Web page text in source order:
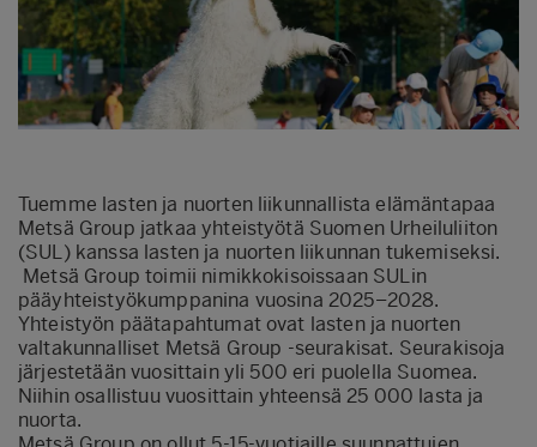
Tuemme lasten ja nuorten liikunnallista elämäntapaa
Metsä Group jatkaa yhteistyötä Suomen Urheiluliiton
(SUL) kanssa lasten ja nuorten liikunnan tukemiseksi.
Metsä Group toimii nimikkokisoissaan SULin
pääyhteistyökumppanina vuosina 2025–2028.
Yhteistyön päätapahtumat ovat lasten ja nuorten
valtakunnalliset Metsä Group -seurakisat. Seurakisoja
järjestetään vuosittain yli 500 eri puolella Suomea.
Niihin osallistuu vuosittain yhteensä 25 000 lasta ja
nuorta.